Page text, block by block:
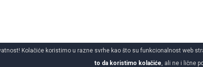
Kolačiće koristimo u razne svrhe kao što su funkcionalnost web
to da koristimo kolačiće , ali ne i lične